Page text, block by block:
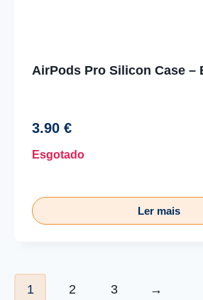
AirPods Pro Silicon Case –
3.90 €
Esgotado
Ler mais
1 2 3 →